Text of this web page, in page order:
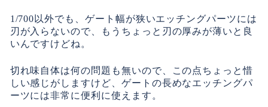
1/700以外でも、ゲート幅が狭いエッチングパーツには
刃が入らないので、もうちょっと刃の厚みが薄いと良
いんですけどね。
切れ味自体は何の問題も無いので、この点ちょっと惜
しい感じがしますけど、ゲートの長めなエッチングパ
ーツには非常に便利に使えます。